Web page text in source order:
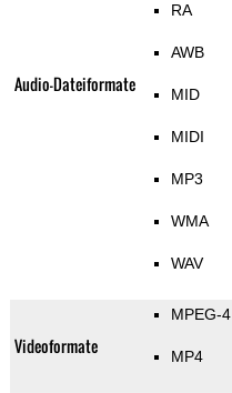
Audio-Dateiformate
RA
AWB
MID
MIDI
MP3
WMA
WAV
Videoformate
MPEG-4
MP4